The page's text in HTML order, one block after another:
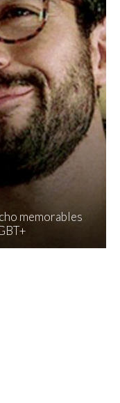
memorables